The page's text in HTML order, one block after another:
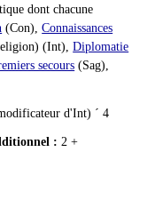
dont chacune
(Con),Connaissances
(Int),Diplomatie
secours (Sag),
d'Int) ´ 4
: 2 +